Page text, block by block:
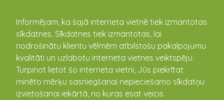
Informējam, ka šajā interneta vietnē tiek izmantotas
sīkdatnes. Sīkdatnes tiek izmantotas, lai
nodrošinātu klientu vēlmēm atbilstošu pakalpojumu
kvalitāti un uzlabotu interneta vietnes veiktspēju.
Turpinot lietot šo interneta vietni, Jūs piekrītat
minēto mērķu sasniegšanai nepieciešamo sīkdatņu
izvietošanai iekārtā, no kuras esat veicis
kandava.lv
PASĀKUMU
KALENDĀRS